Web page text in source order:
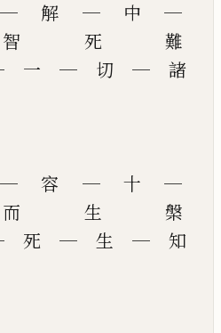
解 ─ 中 ─
智 死 難
─ 切 ─ 諸
─ 容 ─ 十 ─
而 生 槃
死 ─ 生 ─ 知